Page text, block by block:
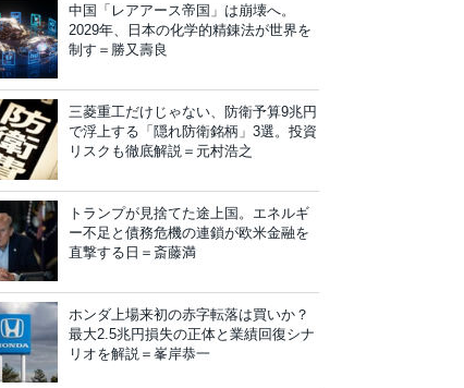
中国「レアアース帝国」は崩壊へ。
2029年、日本の化学的精錬法が世界を
制す＝勝又壽良
三菱重工だけじゃない、防衛予算9兆円
で浮上する「隠れ防衛銘柄」3選。投資
リスクも徹底解説＝元村浩之
トランプが見捨てた途上国。エネルギ
ー不足と債務危機の連鎖が欧米金融を
直撃する日＝斎藤満
ホンダ上場来初の赤字転落は買いか？
最大2.5兆円損失の正体と業績回復シナ
リオを解説＝峯岸恭一